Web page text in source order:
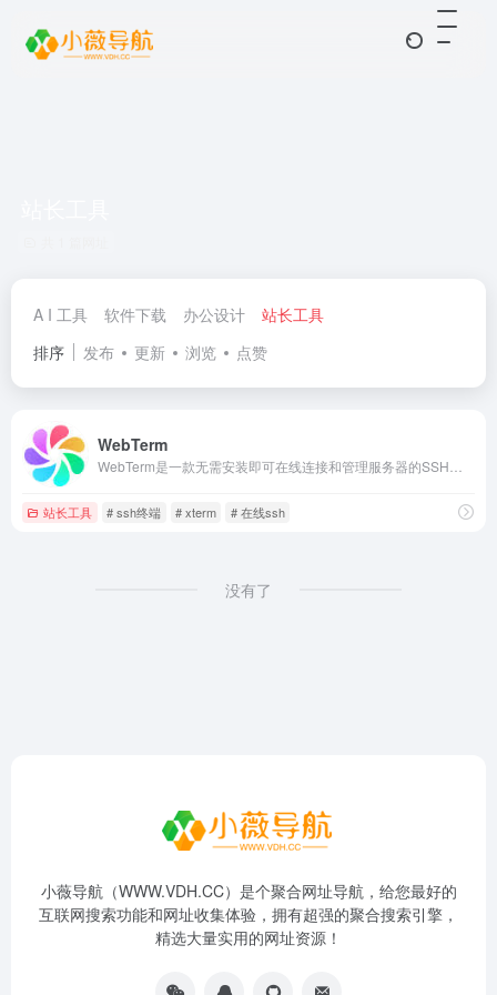
A I 工具 软件下载 办公设计
站长工具
排序
发布 更新 浏览 点赞
WebTerm
站长工具 # ssh终端 # xterm # 在线ssh
没有了
小薇导航（WWW.VDH.CC）是个聚合网址导航，给您最好的
互联网搜索功能和网址收集体验，拥有超强的聚合搜索引擎，
精选大量实用的网址资源！